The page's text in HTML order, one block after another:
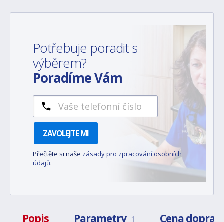
Potřebuje poradit s
výběrem?
Poradíme Vám
ZAVOLEJTE MI
Přečtěte si naše zásady pro zpracování osobních
údajů.
Popis Parametry 1 Cena